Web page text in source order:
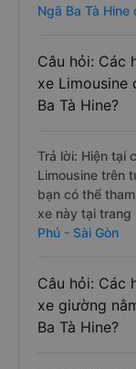
Ngã Ba Tà Hine
Câu hỏi: Các
xe Limousine
Ba Tà Hine?
Trả lời: Hiện tại
Limousine trên
bạn có thể
xe này tại trang
Phú - Sài Gòn
Câu hỏi: Các
xe giường
Ba Tà Hine?